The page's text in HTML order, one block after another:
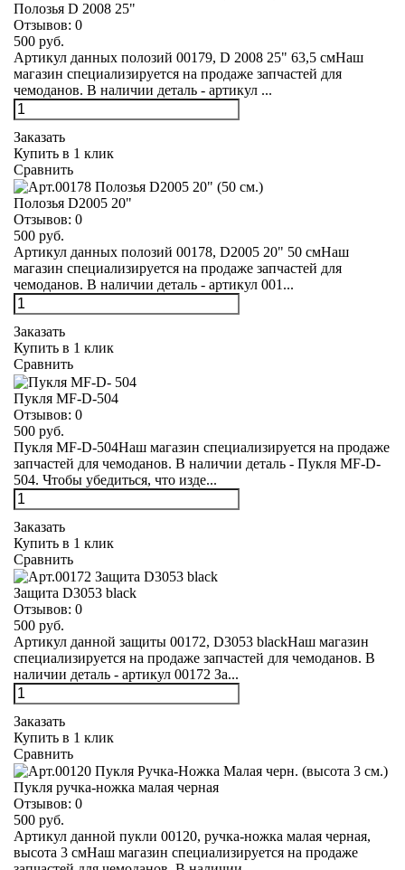
Полозья D 2008 25"
Отзывов: 0
500 руб.
Артикул данных полозий 00179, D 2008 25" 63,5 смНаш
магазин специализируется на продаже запчастей для
чемоданов. В наличии деталь - артикул ...
Заказать
Купить в 1 клик
Сравнить
Полозья D2005 20"
Отзывов: 0
500 руб.
Артикул данных полозий 00178, D2005 20" 50 смНаш
магазин специализируется на продаже запчастей для
чемоданов. В наличии деталь - артикул 001...
Заказать
Купить в 1 клик
Сравнить
Пукля MF-D-504
Отзывов: 0
500 руб.
Пукля MF-D-504Наш магазин специализируется на продаже
запчастей для чемоданов. В наличии деталь - Пукля MF-D-
504. Чтобы убедиться, что изде...
Заказать
Купить в 1 клик
Сравнить
Защита D3053 black
Отзывов: 0
500 руб.
Артикул данной защиты 00172, D3053 blackНаш магазин
специализируется на продаже запчастей для чемоданов. В
наличии деталь - артикул 00172 За...
Заказать
Купить в 1 клик
Сравнить
Пукля ручка-ножка малая черная
Отзывов: 0
500 руб.
Артикул данной пукли 00120, ручка-ножка малая черная,
высота 3 смНаш магазин специализируется на продаже